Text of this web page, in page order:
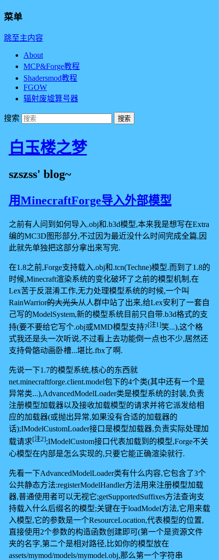
菜单
跳至主内容
About
MCP&Forge教程
Shadersmod教程
FGOW
辐射废墟算号器
搜索
白玉楼之梦
szszss' blog~
用MinecraftForge导入外部模型
之前有人问到如何导入.obj和.b3d模型,本来我是想写在Extra
编的MC3D图形部分,不过因为最近没什么时间完成全篇,因
此就先单独把这部分拿出来写完.
在1.8之前,Forge支持载入.obj和.tcn(Techne)模型.而到了1.8的
时候,Minecraft渲染系统的变化破坏了之前的模型机制,在
Lex苦于反混淆工作,无力处理模型系统的时候,一个叫
RainWarrior的大光头从人群中站了出来,给Lex安利了一套自
己写的ModelSystem,新的模型系统目前只自带.b3d格式的支
持(要不要给它写个.obj或MMD模型支持?[注1]笑...),这个格
式我还是头一次听说,不过看上去功能倒一点也不少,居然还
支持骨骼动画卧槽...堪比.fbx了啊.
先说一下1.7的模型系统,核心的东西就
net.minecraftforge.client.model包下的4个类(其中还有一个是
异常类...),AdvancedModelLoader类是模型系统的封装,负责
注册模型加载器以及接收加载模型的请求并将它派发给相
应的加载器(或抛出异常,如果没有合适的加载器的
话);IModelCustomLoader接口是模型加载器,负责实际处理加
载请求[注2];IModelCustom接口代表加载到的模型,Forge不关
心模型在内部是怎么实现的,只要它能正确渲染就行.
先看一下AdvancedModelLoader类有什么内容,它包含了3个
公共静态方法:registerModelHandler方法用来注册模型加载
器,普通使用者可以无视它;getSupportedSuffixes方法查询支
持载入什么后缀名的模型;关键在于loadModel方法,它用来载
入模型,它的参数是一个ResourceLocation,代表模型的位置,
直接使用2个参数的构造函数创建即可(第一个是资源文件
夹的名字,第二个是相对路径,比如你的模型放在
assets/mymod/models/mymodel.obj,那么第一个字符串